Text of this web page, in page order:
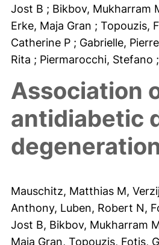
Jost B ; Bikbov, Mukharram
Erke, Maja Gran ; Topouzis,
Catherine P ; Gabrielle,
Rita ; Piermarocchi, Stefano
Association
antidiabetic
Mauschitz, Matthias M,
Anthony, Luben, Robert N,
Jost B, Bikbov, Mukharram
Maja Gran, Topouzis, Fotis,